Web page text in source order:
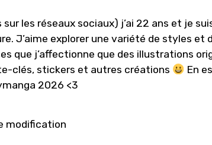
les réseaux sociaux) j’ai 22 ans et je
J’aime explorer une variété de styles et
que j’affectionne que des illustrations
clés, stickers et autres créations
En
2026 <3
modification